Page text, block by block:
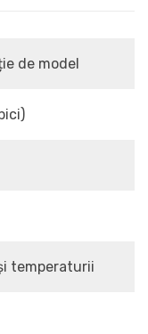
de model
temperaturii